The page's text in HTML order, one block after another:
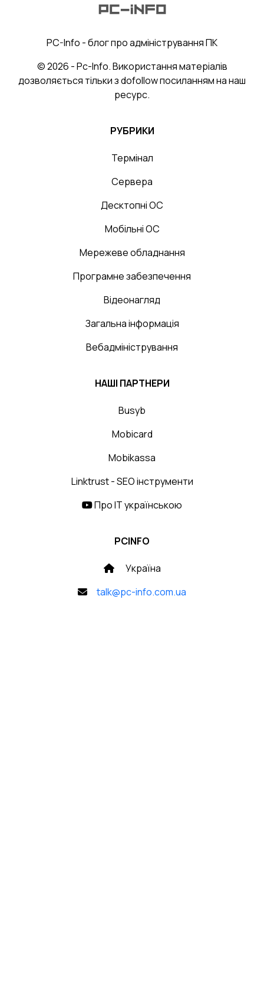
PC-Info - блог про адміністрування ПК
© 2026 - Pc-Info. Використання матеріалів
дозволяється тільки з dofollow посиланням на наш
ресурс.
РУБРИКИ
Термінал
Сервера
Десктопні ОС
Мобільні ОС
Мережеве обладнання
Програмне забезпечення
Відеонагляд
Загальна інформація
Вебадміністрування
НАШІ ПАРТНЕРИ
Busyb
Mobicard
Mobikassa
Linktrust - SEO інструменти
Про IT українською
PCINFO
Україна
talk@pc-info.com.ua